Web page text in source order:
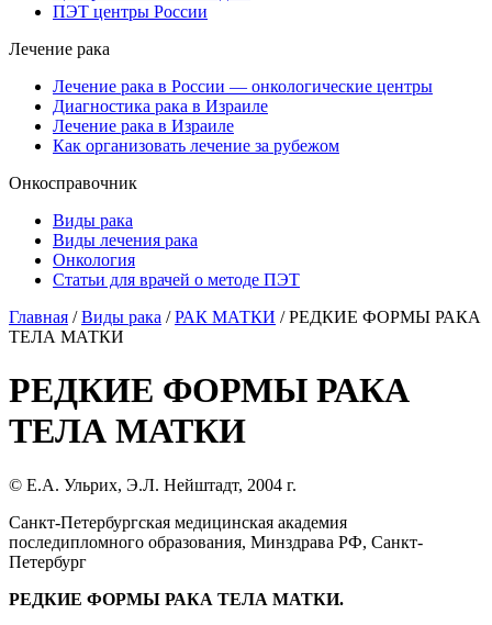
ПЭТ центры России
Лечение рака
Лечение рака в России — онкологические центры
Диагностика рака в Израиле
Лечение рака в Израиле
Как организовать лечение за рубежом
Онкосправочник
Виды рака
Виды лечения рака
Онкология
Статьи для врачей о методе ПЭТ
Главная /Виды рака /РАК МАТКИ /РЕДКИЕ ФОРМЫ РАКА
ТЕЛА МАТКИ
РЕДКИЕ ФОРМЫ РАКА
ТЕЛА МАТКИ
© Е.А. Ульрих, Э.Л. Нейштадт, 2004 г.
Санкт-Петербургская медицинская академия
последипломного образования, Минздрава РФ, Санкт-
Петербург
РЕДКИЕ ФОРМЫ РАКА ТЕЛА МАТКИ.